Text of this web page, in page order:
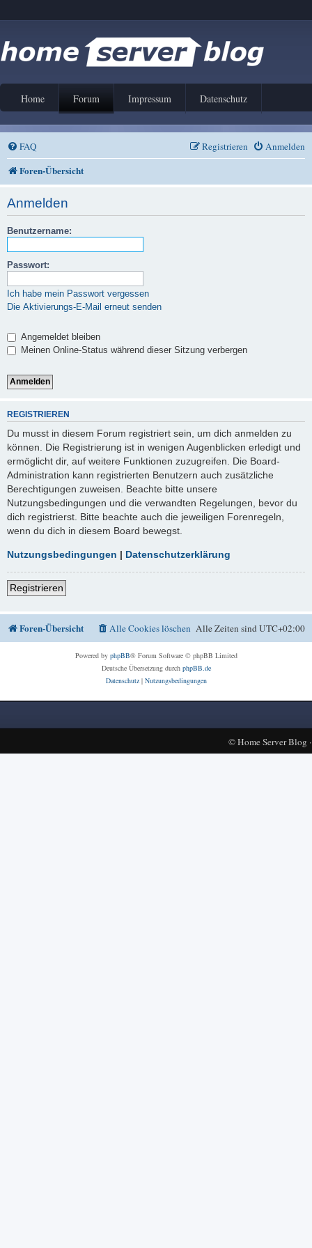
Home Forum Impressum Datenschutz
FAQ Anmelden
Registrieren
Foren-Übersicht
Anmelden
Benutzername:
Passwort:
Ich habe mein Passwort vergessen
Die Aktivierungs-E-Mail erneut senden
Angemeldet bleiben
Meinen Online-Status während dieser Sitzung verbergen
REGISTRIEREN
Du musst in diesem Forum registriert sein, um dich anmelden zu
können. Die Registrierung ist in wenigen Augenblicken erledigt und
ermöglicht dir, auf weitere Funktionen zuzugreifen. Die Board-
Administration kann registrierten Benutzern auch zusätzliche
Berechtigungen zuweisen. Beachte bitte unsere
Nutzungsbedingungen und die verwandten Regelungen, bevor du
dich registrierst. Bitte beachte auch die jeweiligen Forenregeln,
wenn du dich in diesem Board bewegst.
Nutzungsbedingungen | Datenschutzerklärung
Registrieren
Foren-Übersicht Alle Zeiten sindUTC+02:00
Alle Cookies löschen
Powered by phpBB® Forum Software © phpBB Limited
Deutsche Übersetzung durch phpBB.de
Datenschutz| Nutzungsbedingungen
©Home Server Blog